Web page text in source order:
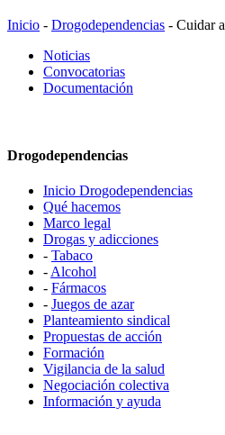
Inicio - Drogodependencias - Cuidar
Noticias
Convocatorias
Documentación
Drogodependencias
Inicio Drogodependencias
Qué hacemos
Marco legal
Drogas y adicciones
- Tabaco
- Alcohol
- Fármacos
- Juegos de azar
Planteamiento sindical
Propuestas de acción
Formación
Vigilancia de la salud
Negociación colectiva
Información y ayuda